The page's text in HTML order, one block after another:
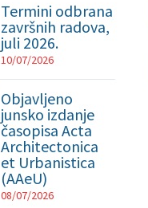
Termini odbrana
završnih radova,
juli 2026.
10/07/2026
Objavljeno
junsko izdanje
časopisa Acta
Architectonica
et Urbanistica
(AAeU)
08/07/2026